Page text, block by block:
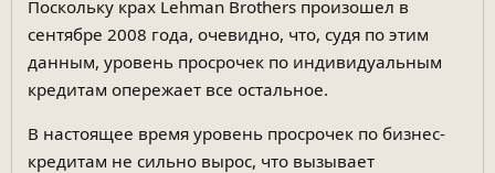
Поскольку крах Lehman Brothers произошел в
сентябре 2008 года, очевидно, что, судя по этим
данным, уровень просрочек по индивидуальным
кредитам опережает все остальное.
В настоящее время уровень просрочек по бизнес-
кредитам не сильно вырос, что вызывает